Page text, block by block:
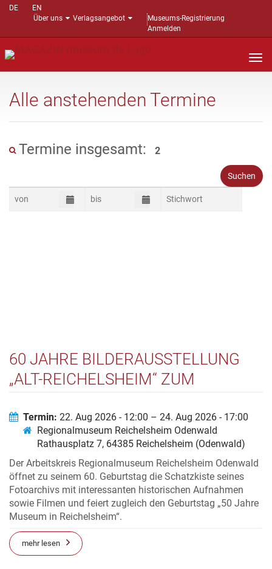
DE
EN
Über uns
Verlagsangebot
Museums-Registrierung
Anmelden
Alle anstehenden Termine
Termine insgesamt: 2
60 JAHRE BILDERAUSSTELLUNG
„ALT-REICHELSHEIM“ ZUM
Termin: 22. Aug 2026 - 12:00 – 24. Aug 2026 - 17:00
Regionalmuseum Reichelsheim Odenwald
Rathausplatz 7, 64385 Reichelsheim (Odenwald)
Der Arbeitskreis Regionalmuseum Reichelsheim Odenwald
öffnet zu seinem 60. Geburtstag die Schatzkiste seines
Fotoarchivs mit interessanten historischen Aufnahmen
sowie Filmen und feiert zugleich den Geburtstag „50 Jahre
Museum in Reichelsheim“.
mehr lesen